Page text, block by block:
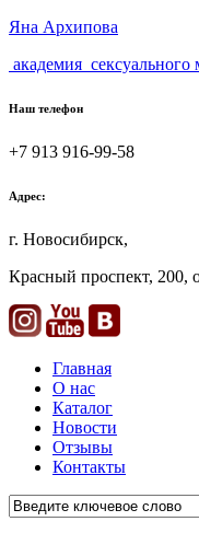
Яна Архипова
академия сексуального
Наш телефон
+7 913 916-99-58
Адрес:
г. Новосибирск,
Красный проспект, 200,
Главная
О нас
Каталог
Новости
Отзывы
Контакты